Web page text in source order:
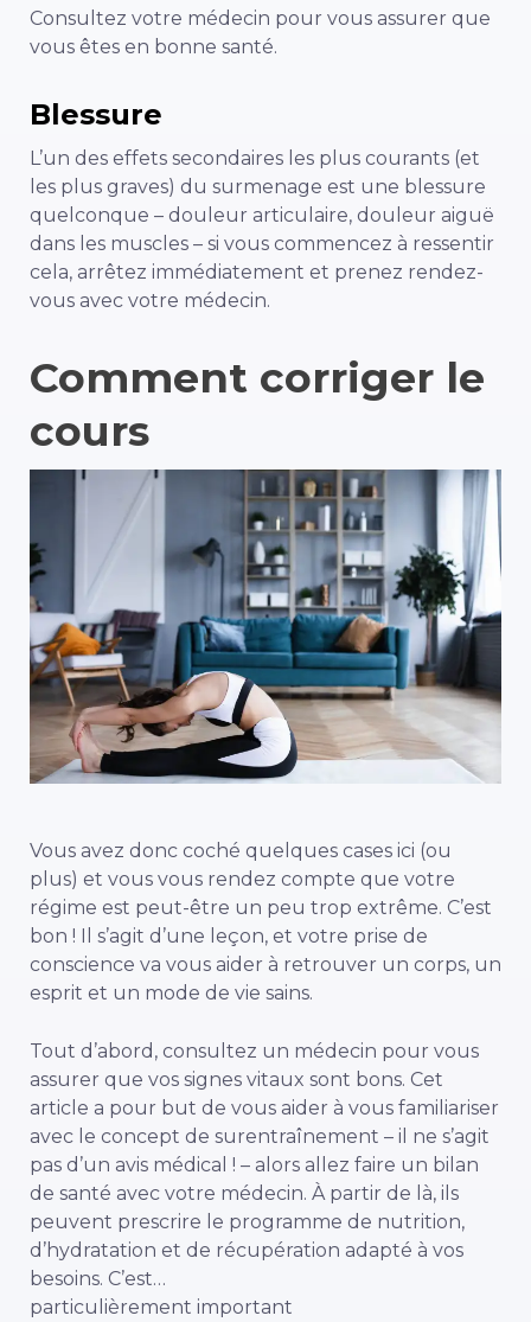
Consultez votre médecin pour vous assurer que
vous êtes en bonne santé.
Blessure
L’un des effets secondaires les plus courants (et
les plus graves) du surmenage est une blessure
quelconque – douleur articulaire, douleur aiguë
dans les muscles – si vous commencez à ressentir
cela, arrêtez immédiatement et prenez rendez-
vous avec votre médecin.
Comment corriger le
cours
Vous avez donc coché quelques cases ici (ou
plus) et vous vous rendez compte que votre
régime est peut-être un peu trop extrême. C’est
bon ! Il s’agit d’une leçon, et votre prise de
conscience va vous aider à retrouver un corps, un
esprit et un mode de vie sains.
Tout d’abord, consultez un médecin pour vous
assurer que vos signes vitaux sont bons. Cet
article a pour but de vous aider à vous familiariser
avec le concept de surentraînement – il ne s’agit
pas d’un avis médical ! – alors allez faire un bilan
de santé avec votre médecin. À partir de là, ils
peuvent prescrire le programme de nutrition,
d’hydratation et de récupération adapté à vos
besoins. C’est…
particulièrement important